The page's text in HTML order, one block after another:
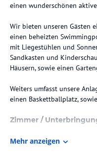
einen wunderschönen
Wir bieten unseren Gästen
einen beheizten
mit Liegestühlen und
Sandkasten und
Häusern, sowie einen
Weiters umfasst unsere
einen Baskettballplatz,
Zimmer /
inklusive Bett- und
Mehr anzeigen